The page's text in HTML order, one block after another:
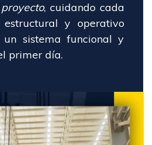
, cuidando cada
estructural y operativo
sistema funcional y
primer día.